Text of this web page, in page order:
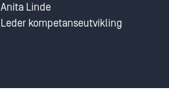
Anita Linde
Leder kompetanseutvikling